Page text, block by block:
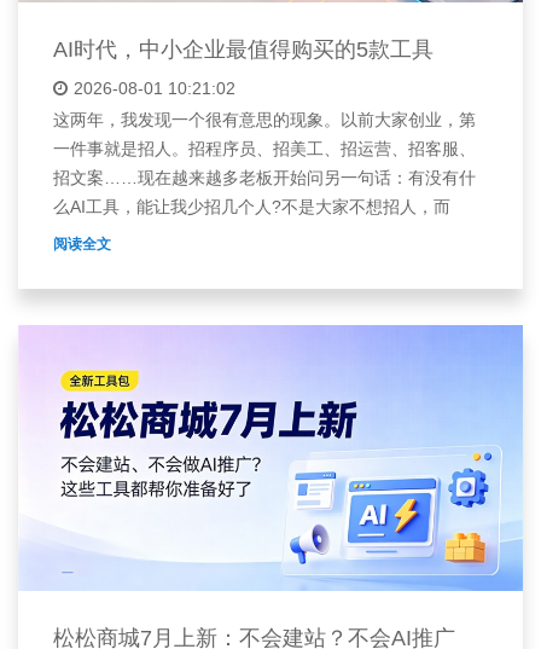
AI时代，中小企业最值得购买的5款工具
2026-08-01 10:21:02
这两年，我发现一个很有意思的现象。以前大家创业，第
一件事就是招人。招程序员、招美工、招运营、招客服、
招文案……现在越来越多老板开始问另一句话：有没有什
么AI工具，能让我少招几个人?不是大家不想招人，而
阅读全文
松松商城7月上新：不会建站？不会AI推广